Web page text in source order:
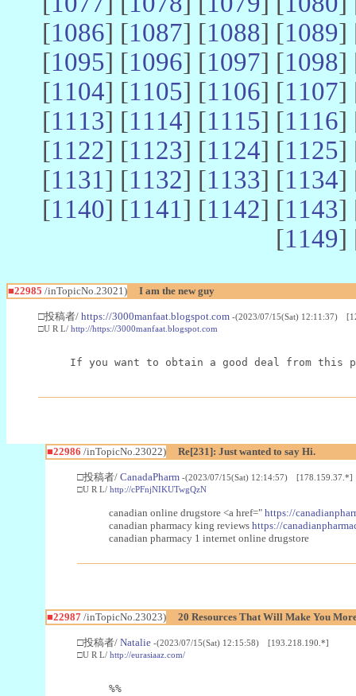
[1086] [1087] [1088] [1089]
[1095] [1096] [1097] [1098]
[1104] [1105] [1106] [1107]
[1113] [1114] [1115] [1116]
[1122] [1123] [1124] [1125]
[1131] [1132] [1133] [1134]
[1140] [1141] [1142] [1143]
[1149]
■22985 /inTopicNo.23021) I am the new guy
□投稿者/ https://3000manfaat.blogspot.com -(2023/07/15(Sat) 12:11:37)
□U R L/ http://https://3000manfaat.blogspot.com
If you want to obtain a good deal from this
■22986 /inTopicNo.23022) Re[231]: Just wanted to say Hi.
□投稿者/ CanadaPharm -(2023/07/15(Sat) 12:14:57) [178.159.37.*]
□U R L/ http://cPFnjNIKUTwgQzN
canadian online drugstore <a href=" https://
canadian pharmacy king reviews https://
canadian pharmacy 1 internet online drugstore
■22987/inTopicNo.23023) 20 Resources That Will Make You
□投稿者/ Natalie -(2023/07/15(Sat) 12:15:58) [193.218.190.*]
□U R L/ http://eurasiaaz.com/
%%